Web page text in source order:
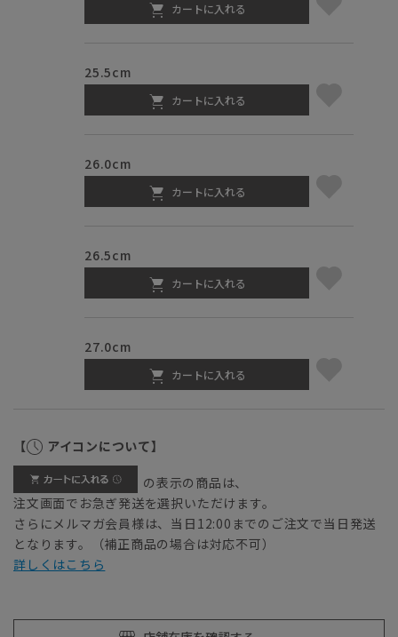
カートに入れる
25.5cm
カートに入れる
26.0cm
カートに入れる
26.5cm
カートに入れる
27.0cm
カートに入れる
【 アイコンについて】
の表示の商品は、
注文画面でお急ぎ発送を選択いただけます。
さらにメルマガ会員様は、当日12:00までのご注文で当日発送
となります。（補正商品の場合は対応不可）
詳しくはこちら